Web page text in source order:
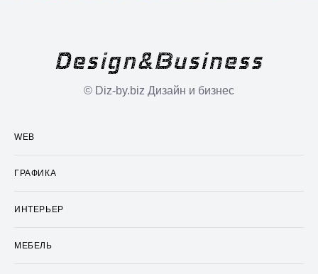
© Diz-by.biz Дизайн и бизнес
WEB
ГРАФИКА
ИНТЕРЬЕР
МЕБЕЛЬ